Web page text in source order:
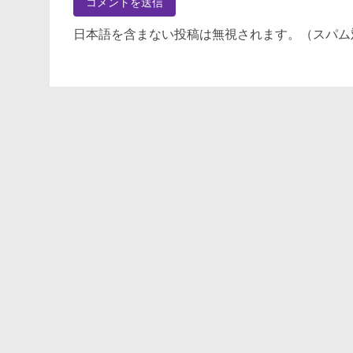
日本語を含まない投稿は無視されます。（スパ